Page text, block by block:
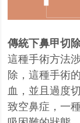
傳統下鼻甲切
這種手術方法
除，這種手術
血，並且過度
致空鼻症，一